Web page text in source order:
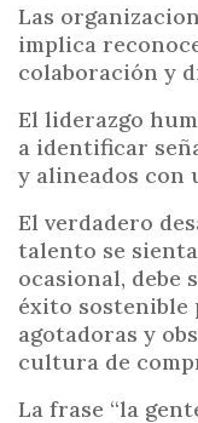
Las
implica
colaboración y
El liderazgo
a identificar
y alineados con
El verdadero
talento se
ocasional, debe
éxito sostenible
agotadoras y
cultura de
La frase “la